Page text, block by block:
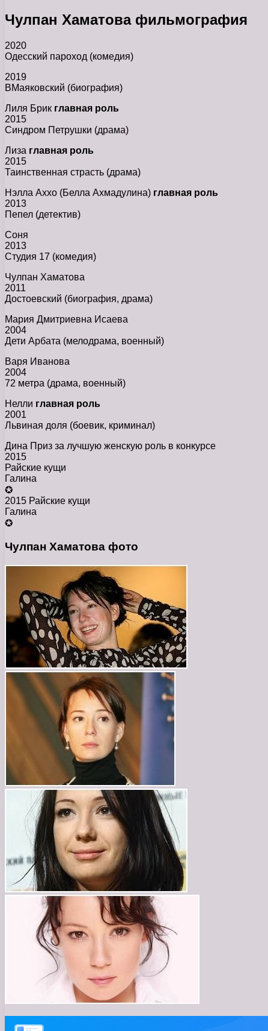
Чулпан Хаматова фильмография
2020
Одесский пароход (комедия)
2019
ВМаяковский (биография)
Лиля Брик главная роль
2015
Синдром Петрушки (драма)
Лиза главная роль
2015
Таинственная страсть (драма)
Нэлла Аххо (Белла Ахмадулина) главная роль
2013
Пепел (детектив)
Соня
2013
Студия 17 (комедия)
Чулпан Хаматова
2011
Достоевский (биография, драма)
Мария Дмитриевна Исаева
2004
Дети Арбата (мелодрама, военный)
Варя Иванова
2004
72 метра (драма, военный)
Нелли главная роль
2001
Львиная доля (боевик, криминал)
Дина Приз за лучшую женскую роль в конкурсе
2015
Райские кущи
Галина
✪
2015 Райские кущи
Галина
✪
Чулпан Хаматова фото